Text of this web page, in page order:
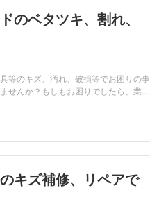
のベタツキ、割れ、
等のキズ、汚れ、破損等でお困りの事
せんか？もしもお困りでしたら、業
キズ補修、リペアで